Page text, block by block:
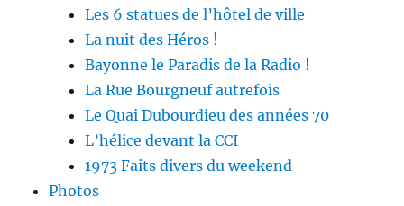
Les 6 statues de l’hôtel de ville
La nuit des Héros !
Bayonne le Paradis de la Radio !
La Rue Bourgneuf autrefois
Le Quai Dubourdieu des années 70
L’hélice devant la CCI
1973 Faits divers du weekend
Photos